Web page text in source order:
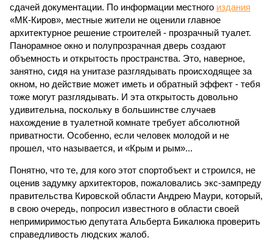
сдачей документации. По информации местного издания
«МК-Киров», местные жители не оценили главное
архитектурное решение строителей - прозрачный туалет.
Панорамное окно и полупрозрачная дверь создают
объемность и открытость пространства. Это, наверное,
занятно, сидя на унитазе разглядывать происходящее за
окном, но действие может иметь и обратный эффект - тебя
тоже могут разглядывать. И эта открытость довольно
удивительна, поскольку в большинстве случаев
нахождение в туалетной комнате требует абсолютной
приватности. Особенно, если человек молодой и не
прошел, что называется, и «Крым и рым»...
Понятно, что те, для кого этот спортобъект и строился, не
оценив задумку архитекторов, пожаловались экс-зампреду
правительства Кировской области Андрею Маури, который,
в свою очередь, попросил известного в области своей
непримиримостью депутата Альберта Бикалюка проверить
справедливость людских жалоб.